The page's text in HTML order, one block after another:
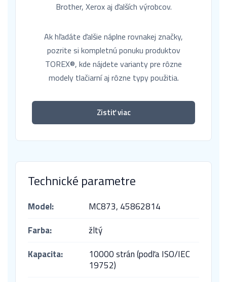
Brother, Xerox aj ďalších výrobcov.
Ak hľadáte ďalšie náplne rovnakej značky,
pozrite si kompletnú ponuku produktov
TOREX®, kde nájdete varianty pre rôzne
modely tlačiarní aj rôzne typy použitia.
Zistiť viac
Technické parametre
Model: MC873, 45862814
Farba:
žltý
Kapacita:
10000 strán (podľa ISO/IEC
19752)